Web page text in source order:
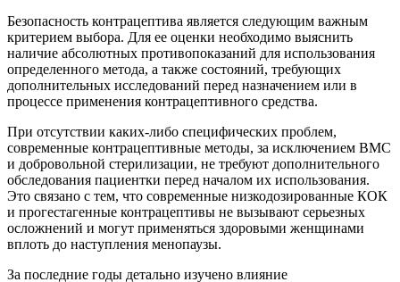
Безопасность контрацептива является следующим важным
кри­терием выбора. Для ее оценки необходимо выяснить
наличие абсо­лютных противопоказаний для использования
определенного мето­да, а также состояний, требующих
дополнительных исследований перед назначением или в
процессе применения контрацептивного средства.
При отсутствии каких-либо специфических проблем,
современ­ные контрацептивные методы, за исключением ВМС
и доброволь­ной стерилизации, не требуют дополнительного
обследования па­циентки перед началом их использования.
Это связано с тем, что современные низкодозированные КОК
и прогестагенные контрацеп­тивы не вызывают серьезных
осложнений и могут применяться здо­ровыми женщинами
вплоть до наступления менопаузы.
За последние годы детально изучено влияние